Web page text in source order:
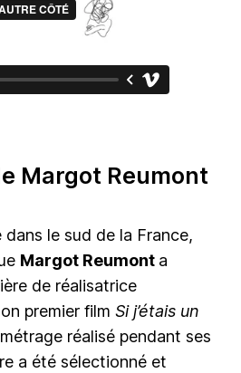
Margot Reumont
dans le sud de la France,
Margot Reumont a
de réalisatrice
premier filmSi j’étais un
réalisé pendant ses
a été sélectionné et